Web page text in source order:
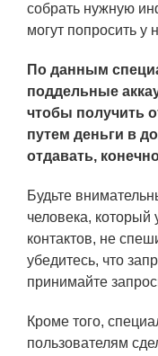
собрать нужную
могут попросить у
По данным
поддельные
чтобы получить
путем деньги в
отдавать,
Будьте
человека, который
контактов, не
убедитесь, что
принимайте
Кроме того,
пользователям